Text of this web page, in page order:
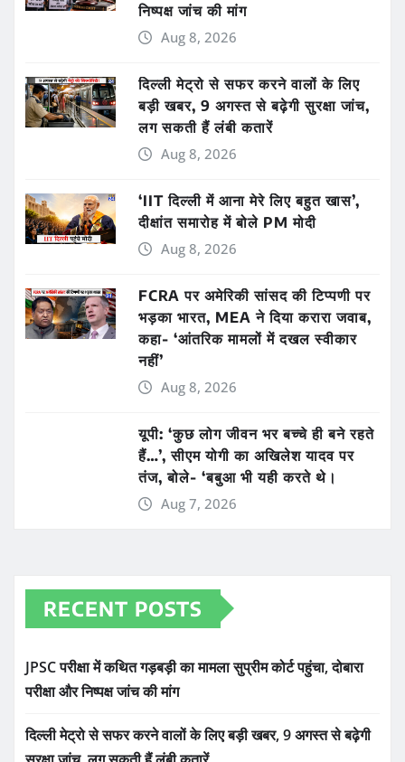
निष्पक्ष जांच की मांग
Aug 8, 2026
दिल्ली मेट्रो से सफर करने वालों के लिए
बड़ी खबर, 9 अगस्त से बढ़ेगी सुरक्षा जांच,
लग सकती हैं लंबी कतारें
Aug 8, 2026
‘IIT दिल्ली में आना मेरे लिए बहुत खास’,
दीक्षांत समारोह में बोले PM मोदी
Aug 8, 2026
FCRA पर अमेरिकी सांसद की टिप्पणी पर
भड़का भारत, MEA ने दिया करारा जवाब,
कहा- ‘आंतरिक मामलों में दखल स्वीकार
नहीं’
Aug 8, 2026
यूपी: ‘कुछ लोग जीवन भर बच्चे ही बने रहते
हैं…’, सीएम योगी का अखिलेश यादव पर
तंज, बोले- ‘बबुआ भी यही करते थे।
Aug 7, 2026
RECENT POSTS
JPSC परीक्षा में कथित गड़बड़ी का मामला सुप्रीम कोर्ट पहुंचा, दोबारा
परीक्षा और निष्पक्ष जांच की मांग
दिल्ली मेट्रो से सफर करने वालों के लिए बड़ी खबर, 9 अगस्त से बढ़ेगी